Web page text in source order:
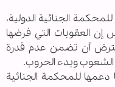
الجنائية الدولية،
إن العقوبات التي فرضها
أن تضمن عدم قدرة
الشعوب وبدء الحروب.
دعمها للمحكمة الجنائية